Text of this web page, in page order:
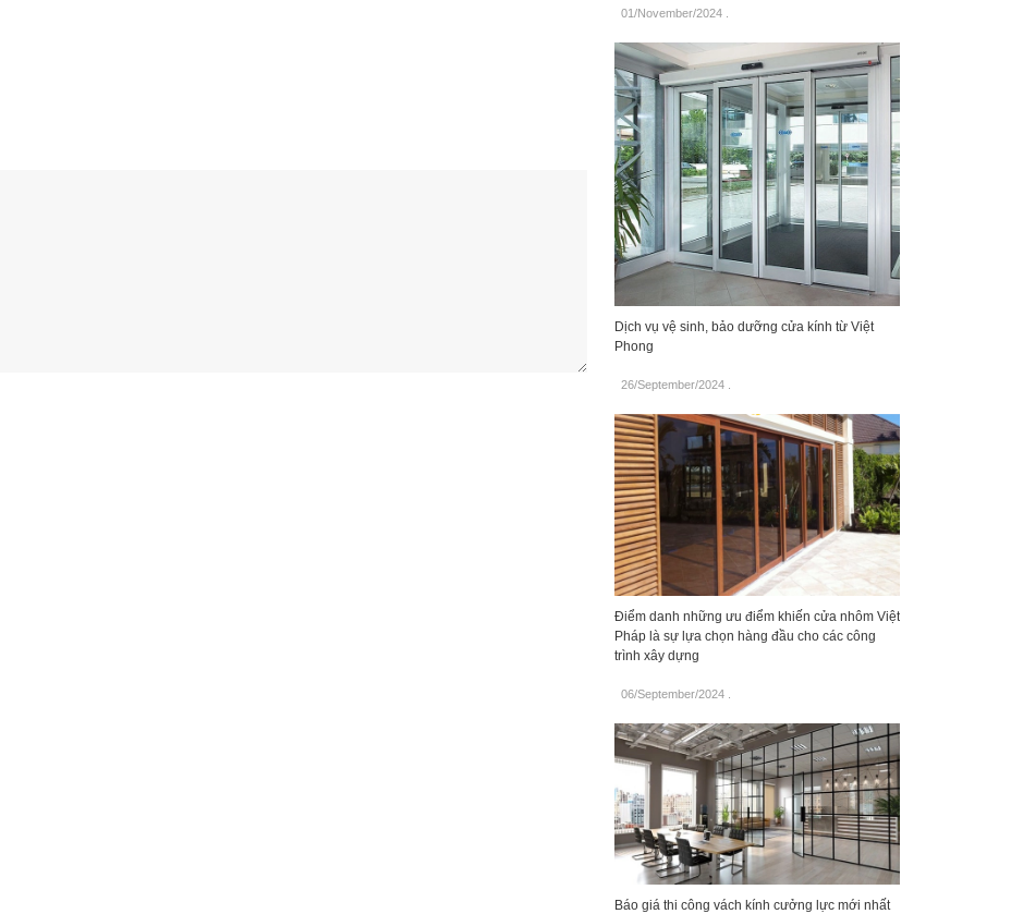
01/November/2024.
Dịch vụ vệ sinh, bảo dưỡng cửa kính từ Việt
Phong
26/September/2024.
Điểm danh những ưu điểm khiến cửa nhôm Việt
Pháp là sự lựa chọn hàng đầu cho các công
trình xây dựng
06/September/2024.
Báo giá thi công vách kính cưởng lực mới nhất